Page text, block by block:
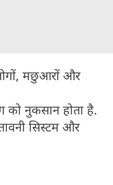
मछुआरों और
नुकसान होता है.
सिस्टम और